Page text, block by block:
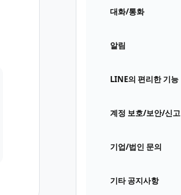
대화/통화
알림
LINE의 편리한 기능
계정 보호/보안/신고
기업/법인 문의
기타 공지사항